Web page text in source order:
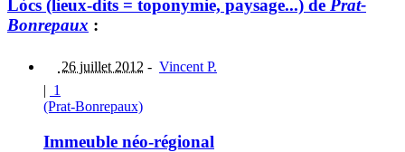
Lòcs (lieux-dits = toponymie, paysage...) de Prat-
Bonrepaux :
26 juillet 2012 - Vincent P.
| 1
(Prat-Bonrepaux)
Immeuble néo-régional